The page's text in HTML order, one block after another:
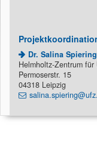
Dr. Salina Spiering
Helmholtz-Zentrum
Permoserstr. 15
04318 Leipzig